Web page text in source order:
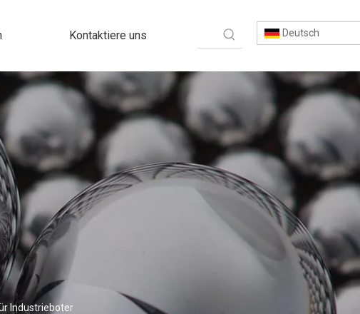
Kontaktiere uns Deutsch
Industrieboter